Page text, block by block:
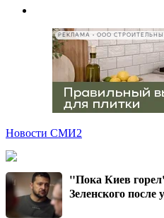
Новости СМИ2
"Пока Киев
Зеленского после